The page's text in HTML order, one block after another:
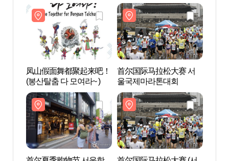
凤山假面舞都聚起来吧！
(봉산탈춤 다 모여라~ )
首尔国际马拉松大赛 서
울국제마라톤대회